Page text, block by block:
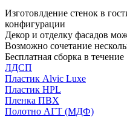
Изготовлдение стенок в
конфигурации
Декор и отделку фасадов
Возможно сочетание
Бесплатная сборка в
ЛДСП
Пластик Alvic Luxe
Пластик HPL
Пленка ПВХ
Полотно АГТ (МДФ)